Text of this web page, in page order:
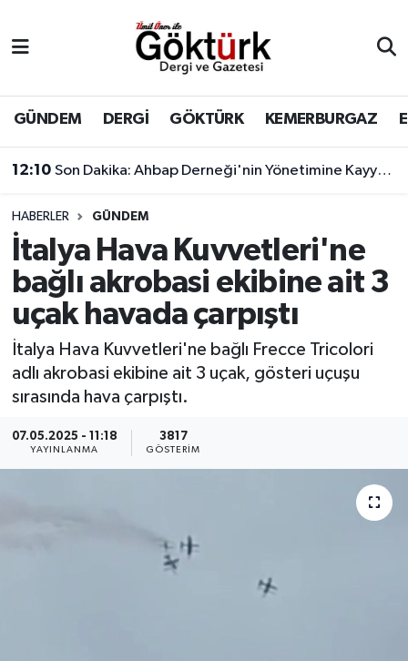
GÜNDEM DERGİ GÖKTÜRK KEMERBURGAZ
12:10 Son Dakika: Ahbap Derneği'nin Yönetimine Kayyum Atandı
HABERLER GÜNDEM
İtalya Hava Kuvvetleri'ne
bağlı akrobasi ekibine ait 3
uçak havada çarpıştı
İtalya Hava Kuvvetleri'ne bağlı Frecce Tricolori
adlı akrobasi ekibine ait 3 uçak, gösteri uçuşu
sırasında hava çarpıştı.
07.05.2025 - 11:18
YAYINLANMA
3817
GÖSTERIM
BİLİM
DERGİ
DÜNYA
EĞİTİM
EKONOMİ
GÖKTÜRK
GÜNDEM
KEMERBURGAZ
Eyüpsultan Hava Durumu
Eyüpsultan Trafik Yoğunluk Haritası
Süper Lig Puan Durumu ve Fikstür
Tüm Manşetler
Son Dakika Haberleri
Haber Arşivi